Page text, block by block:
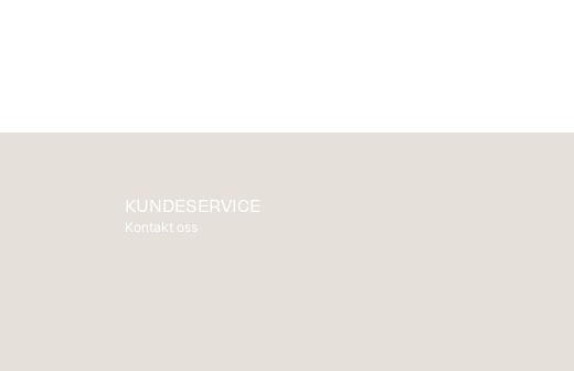
KUNDESERVICE
Kontakt oss